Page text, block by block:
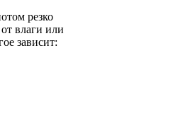
резко
влаги или
зависит: